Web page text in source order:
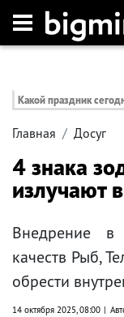
Какой праздник
Главная Досуг
4 знака
излучают
Внедрение в
качеств Рыб,
обрести
14 октября 2025, 08:00